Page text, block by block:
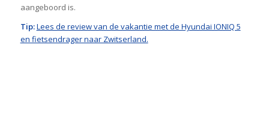
aangeboord is.
Tip:Lees de review van de vakantie met de Hyundai IONIQ 5
en fietsendrager naar Zwitserland.